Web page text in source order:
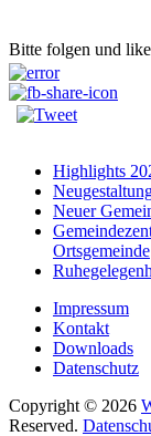
Bitte folgen und
Highlights
Neuer
Ortsgemeinde
Impressum
Kontakt
Downloads
Datenschutz
Copyright © 2026
Reserved.